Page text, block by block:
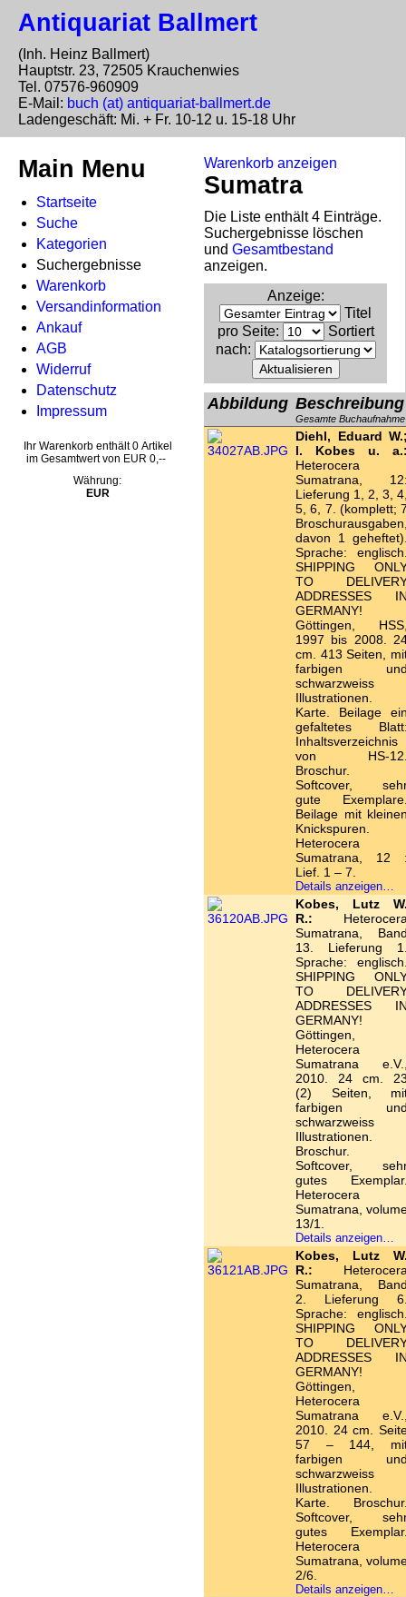
Antiquariat Ballmert
(Inh. Heinz Ballmert)
Hauptstr. 23, 72505 Krauchenwies
Tel. 07576-960909
E-Mail: buch (at) antiquariat-ballmert.de
Ladengeschäft: Mi. + Fr. 10-12 u. 15-18 Uhr
Main Menu
Startseite
Suche
Kategorien
Suchergebnisse
Warenkorb
Versandinformation
Ankauf
AGB
Widerruf
Datenschutz
Impressum
Ihr Warenkorb enthält 0 Artikel
im Gesamtwert von EUR 0,--
Währung:
EUR
Warenkorb anzeigen
Sumatra
Die Liste enthält 4 Einträge.
Suchergebnisse löschen
und Gesamtbestand
anzeigen.
Anzeige:
Titel
pro Seite:
Sortiert
nach:
Abbildung Beschreibung
Gesamte Buchaufnahme
Diehl, Eduard
l. Kobes u.
Heterocera
Sumatrana,
Lieferung 1, 2, 3,
5, 6, 7. (komplett;
davon 1
Sprache:
SHIPPING
TO
ADDRESSES
GERMANY!
Göttingen,
1997 bis 2008.
cm. 413 Seiten,
farbigen
schwarzweiss
Illustrationen.
Karte. Beilage
gefaltetes
Inhaltsverzeichnis
von HS-
Broschur.
Softcover,
gute
Beilage mit
Knickspuren.
Heterocera
Sumatrana, 12
Lief. 1 – 7.
Details anzeigen…
Kobes, Lutz
R.:
Sumatrana,
13. Lieferung
Sprache:
SHIPPING
TO
ADDRESSES
GERMANY!
Göttingen,
Heterocera
Sumatrana
2010. 24 cm.
(2) Seiten,
farbigen
schwarzweiss
Illustrationen.
Broschur.
Softcover,
gutes
Heterocera
Sumatrana,
13/1.
Details anzeigen…
Kobes, Lutz
R.:
Sumatrana,
2. Lieferung
Sprache:
SHIPPING
TO
ADDRESSES
GERMANY!
Göttingen,
Heterocera
Sumatrana
2010. 24 cm.
57 – 144,
farbigen
schwarzweiss
Illustrationen.
Karte.
Softcover,
gutes
Heterocera
Sumatrana,
2/6.
Details anzeigen…